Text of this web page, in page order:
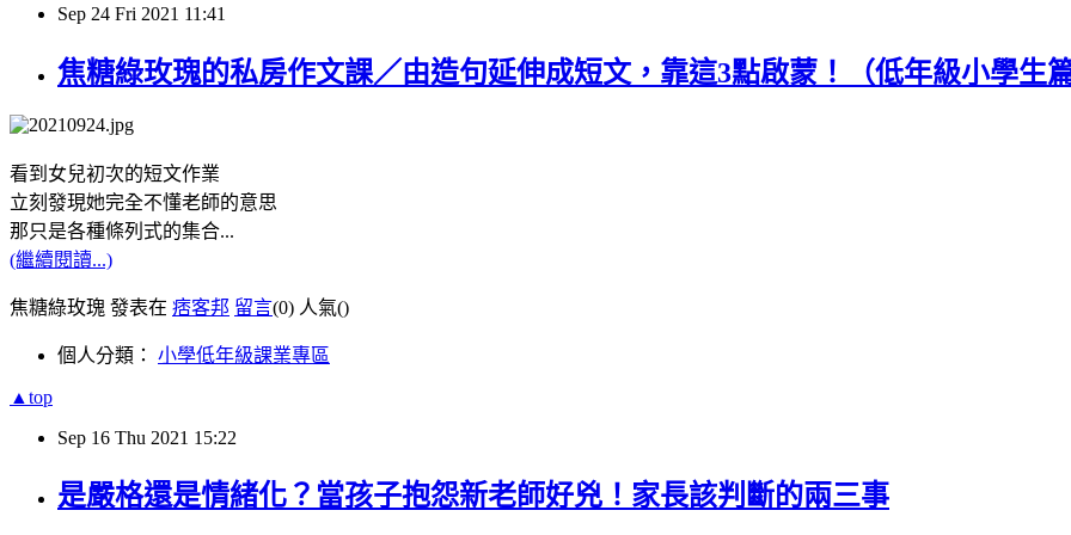
Sep 24 Fri 2021 11:41
焦糖綠玫瑰的私房作文課／由造句延伸成短文，靠這3點啟蒙！（低年級小學生
看到女兒初次的短文作業
立刻發現她完全不懂老師的意思
那只是各種條列式的集合...
(繼續閱讀...)
焦糖綠玫瑰 發表在 痞客邦 留言(0) 人氣()
個人分類： 小學低年級課業專區
▲top
Sep 16 Thu 2021 15:22
是嚴格還是情緒化？當孩子抱怨新老師好兇！家長該判斷的兩三事